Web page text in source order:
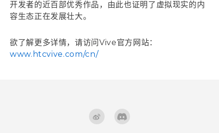
开发者的近百部优秀作品，由此也证明了虚拟现实的内
容生态正在发展壮大。
欲了解更多详情，请访问Vive官方网站：
www.htcvive.com/cn/